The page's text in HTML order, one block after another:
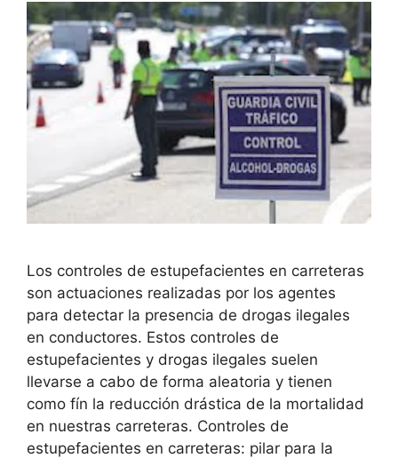
Los controles de estupefacientes en carreteras
son actuaciones realizadas por los agentes
para detectar la presencia de drogas ilegales
en conductores. Estos controles de
estupefacientes y drogas ilegales suelen
llevarse a cabo de forma aleatoria y tienen
como fín la reducción drástica de la mortalidad
en nuestras carreteras. Controles de
estupefacientes en carreteras: pilar para la